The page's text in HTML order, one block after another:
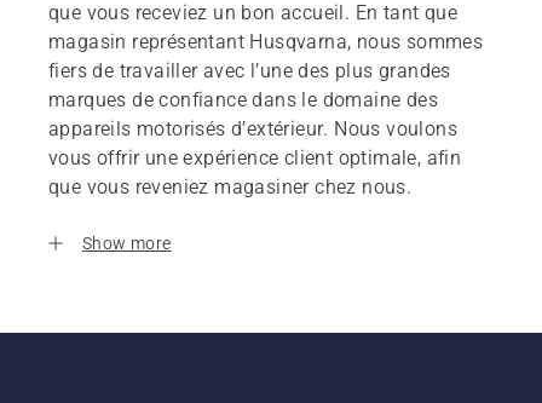
que vous receviez un bon accueil. En tant que
magasin représentant Husqvarna, nous sommes
fiers de travailler avec l’une des plus grandes
marques de confiance dans le domaine des
appareils motorisés d’extérieur. Nous voulons
vous offrir une expérience client optimale, afin
que vous reveniez magasiner chez nous.
Show more